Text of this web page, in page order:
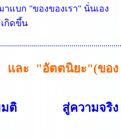
แบก "ของของเรา" นั่นเอง
กิดขึ้น
และ "อัตตนิยะ"(ของ
สมมติ สู่ความจริง